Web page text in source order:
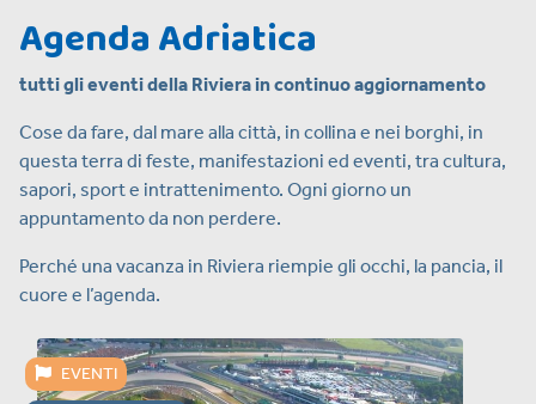
Agenda Adriatica
tutti gli eventi della Riviera in continuo aggiornamento
Cose da fare, dal mare alla città, in collina e nei borghi, in
questa terra di feste, manifestazioni ed eventi, tra cultura,
sapori, sport e intrattenimento. Ogni giorno un
appuntamento da non perdere.
Perché una vacanza in Riviera riempie gli occhi, la pancia, il
cuore e l’agenda.
EVENTI